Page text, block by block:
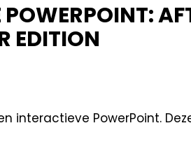
EDITION
interactieve PowerPoint.